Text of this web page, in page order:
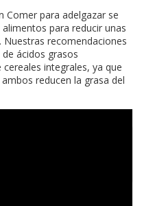
para adelgazar se
para reducir unas
Nuestras recomendaciones
ácidos grasos
integrales, ya que
reducen la grasa del